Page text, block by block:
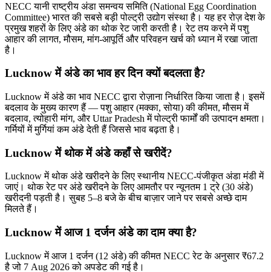
NECC यानी राष्ट्रीय अंडा समन्वय समिति (National Egg Coordination
Committee) भारत की सबसे बड़ी पोल्ट्री उद्योग संस्था है। यह हर रोज़ देश के
प्रमुख शहरों के लिए अंडे का थोक रेट जारी करती है। रेट तय करने में पशु
आहार की लागत, मौसम, मांग-आपूर्ति और परिवहन खर्च को ध्यान में रखा जाता
है।
Lucknow में अंडे का भाव हर दिन क्यों बदलता है?
Lucknow में अंडे का भाव NECC द्वारा रोज़ाना निर्धारित किया जाता है। इसमें
बदलाव के मुख्य कारण हैं — पशु आहार (मक्का, सोया) की कीमत, मौसम में
बदलाव, त्योहारी मांग, और Uttar Pradesh में पोल्ट्री फार्मों की उत्पादन क्षमता।
गर्मियों में मुर्गियां कम अंडे देती हैं जिससे भाव बढ़ता है।
Lucknow में थोक में अंडे कहाँ से खरीदें?
Lucknow में थोक अंडे खरीदने के लिए स्थानीय NECC-पंजीकृत अंडा मंडी में
जाएं। थोक रेट पर अंडे खरीदने के लिए आमतौर पर न्यूनतम 1 ट्रे (30 अंडे)
खरीदनी पड़ती है। सुबह 5–8 बजे के बीच बाज़ार जाने पर सबसे अच्छे दाम
मिलते हैं।
Lucknow में आज 1 दर्जन अंडे का दाम क्या है?
Lucknow में आज 1 दर्जन (12 अंडे) की कीमत NECC रेट के अनुसार ₹67.2
है जो 7 Aug 2026 को अपडेट की गई है।